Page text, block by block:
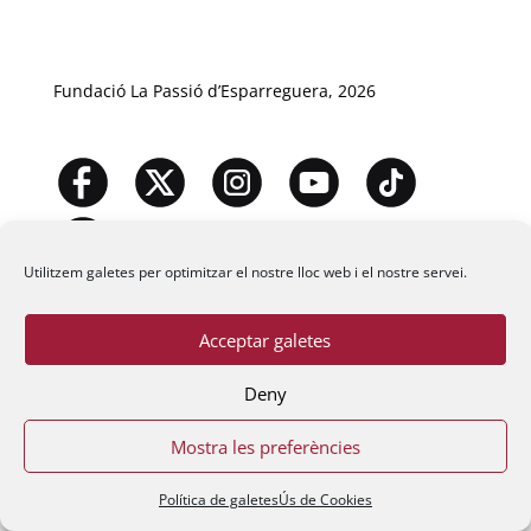
Utilitzem galetes per optimitzar el nostre lloc web i el nostre servei.
Acceptar galetes
Deny
Mostra les preferències
Política de galetesÚs de Cookies
Fundació La Passió d’Esparreguera, 2026